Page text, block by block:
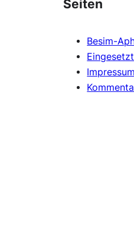
h
Seiten
Besim-
Impressum